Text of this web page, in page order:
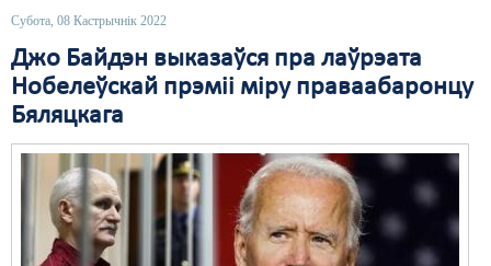
Субота, 08 Кастрычнік 2022
Джо Байдэн выказаўся пра лаўрэата
Нобелеўскай прэміі міру праваабаронцу
Бяляцкага
Свабода слова
Свабода сумленьня
Сьмяротнае пакараньне
Экалёгія